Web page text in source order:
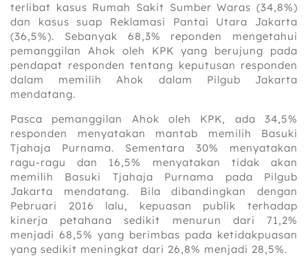
terlibat kasus Rumah Sakit Sumber Waras (34,8%)
dan kasus suap Reklamasi Pantai Utara Jakarta
(36,5%). Sebanyak 68,3% reponden mengetahui
pemanggilan Ahok oleh KPK yang berujung pada
pendapat responden tentang keputusan responden
dalam memilih Ahok dalam Pilgub Jakarta
mendatang.
Pasca pemanggilan Ahok oleh KPK, ada 34,5%
responden menyatakan mantab memilih Basuki
Tjahaja Purnama. Sementara 30% menyatakan
ragu-ragu dan 16,5% menyatakan tidak akan
memilih Basuki Tjahaja Purnama pada Pilgub
Jakarta mendatang. Bila dibandingkan dengan
Pebruari 2016 lalu, kepuasan publik terhadap
kinerja petahana sedikit menurun dari 71,2%
menjadi 68,5% yang berimbas pada ketidakpuasan
yang sedikit meningkat dari 26,8% menjadi 28,5%.